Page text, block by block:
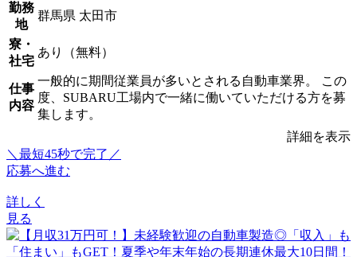
勤務
地
群馬県 太田市
寮・
社宅
あり（無料）
仕事
内容
一般的に期間従業員が多いとされる自動車業界。 この
度、SUBARU工場内で一緒に働いていただける方を募
集します。
詳細を表示
＼最短45秒で完了／
応募へ進む
詳しく
見る